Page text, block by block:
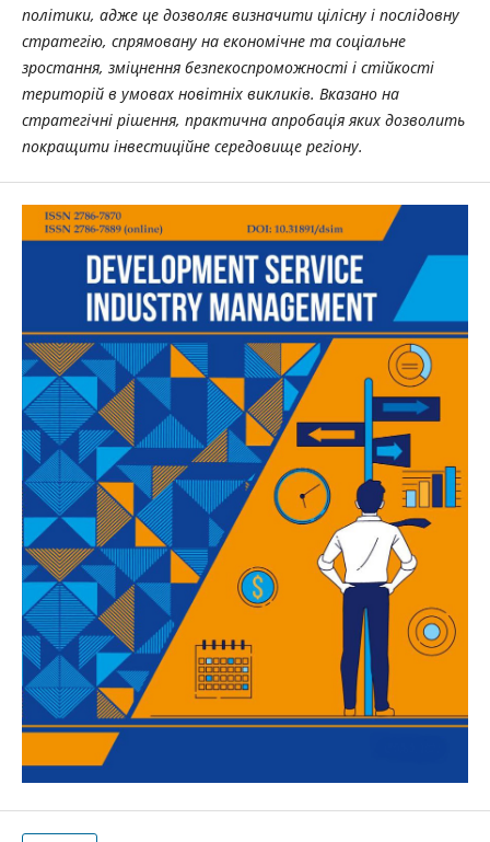
політики, адже це дозволяє визначити цілісну і послідовну
стратегію, спрямовану на економічне та соціальне
зростання, зміцнення безпекоспроможності і стійкості
територій в умовах новітніх викликів. Вказано на
стратегічні рішення, практична апробація яких дозволить
покращити інвестиційне середовище регіону.